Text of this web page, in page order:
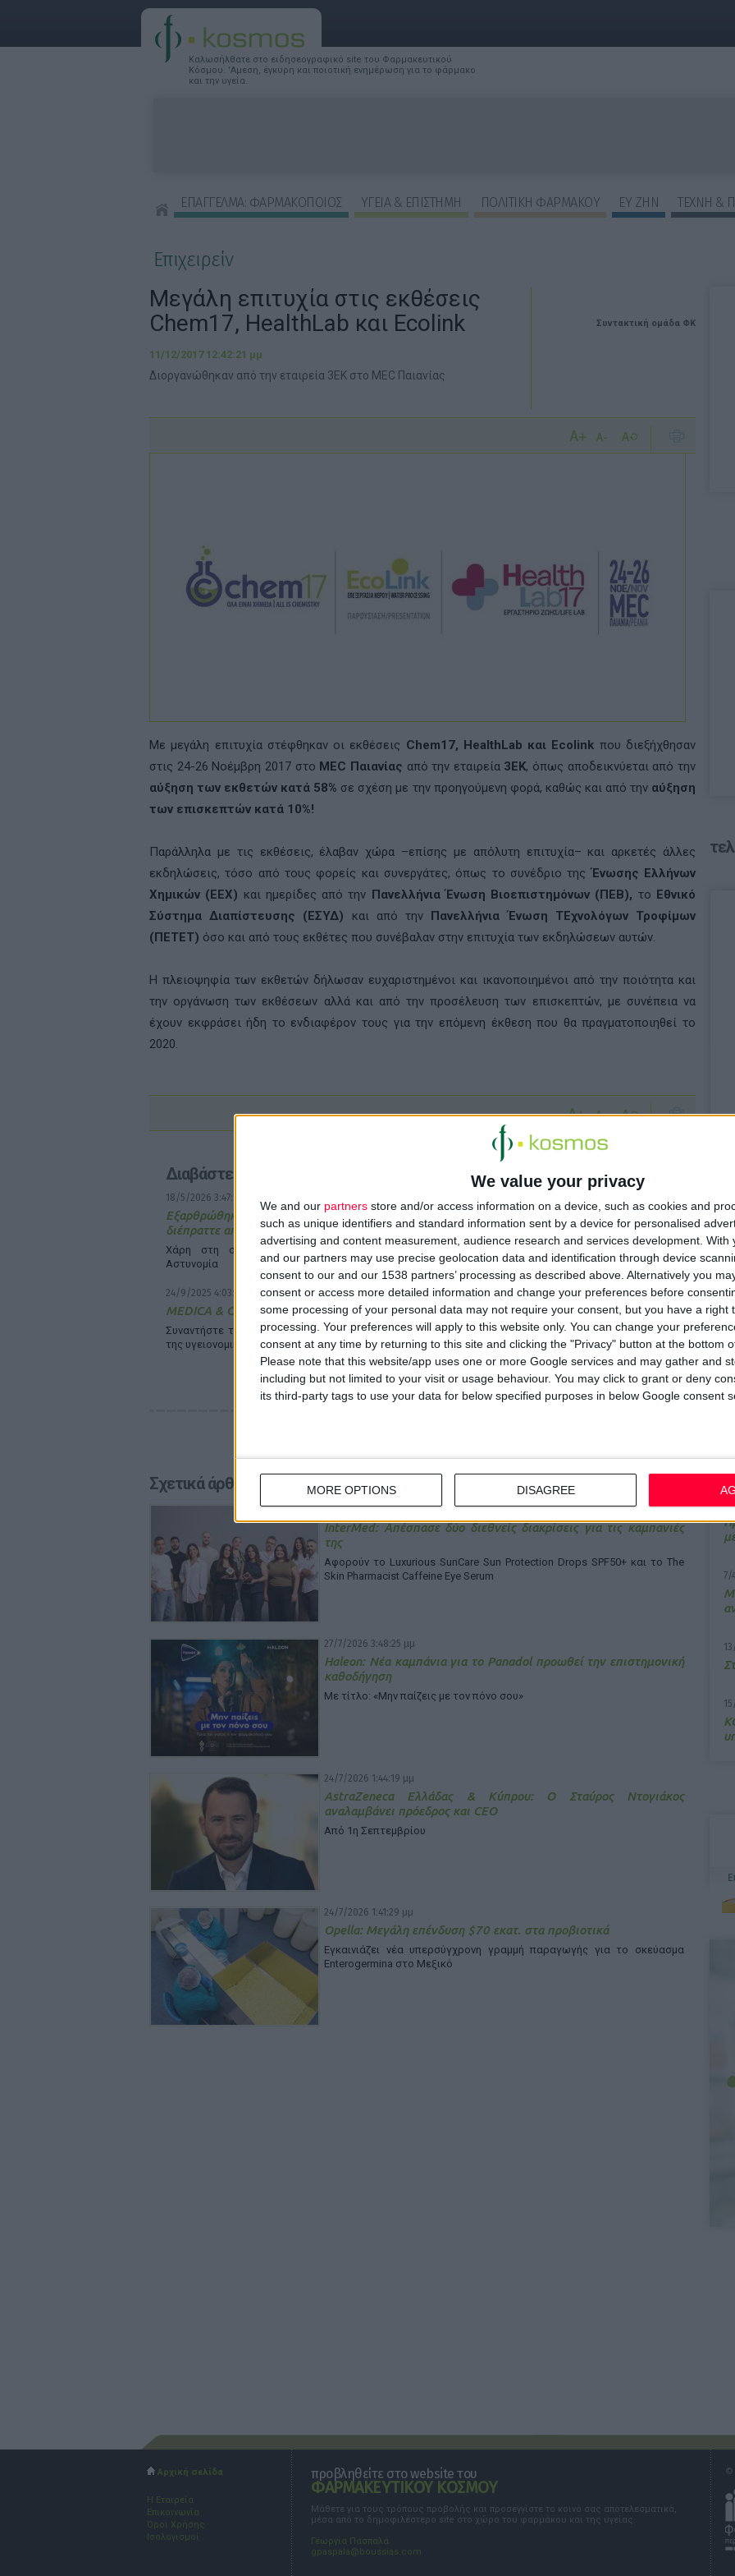
We value your privacy
We and our partners store and/or access information on a device, such as cookies and
such as unique identifiers and standard information sent by a device for personalised
advertising and content measurement, audience research and services development. With
and our partners may use precise geolocation data and identification through device
consent to our and our 1538 partners’ processing as described above. Alternatively you
consent or access more detailed information and change your preferences before
some processing of your personal data may not require your consent, but you have a right
processing. Your preferences will apply to this website only. You can change your
consent at any time by returning to this site and clicking the "Privacy" button at the bottom
Please note that this website/app uses one or more Google services and may gather and
including but not limited to your visit or usage behaviour. You may click to grant or deny
its third-party tags to use your data for below specified purposes in below Google consent
MORE OPTIONS DISAGREE
Καλωσήλθατε στο ειδησεογραφικό site του Φαρμακευτικού
Κόσμου. 'Αμεση, έγκυρη και ποιοτική ενημέρωση για το φάρμακο
και την υγεία.
ΕΠΑΓΓΕΛΜΑ: ΦΑΡΜΑΚΟΠΟΙΟΣ ΥΓΕΙΑ & ΕΠΙΣΤΗΜΗ ΠΟΛΙΤΙΚΗ ΦΑΡΜΑΚΟΥ ΕΥ ΖΗΝ
ΤΕΧΝΗ &
Επιχειρείν
7/
Συντακτική ομάδα ΦΚ
Μεγάλη επιτυχία στις εκθέσεις
Chem17, HealthLab και Ecolink
11/12/2017 12:42:21 μμ
Διοργανώθηκαν από την εταιρεία 3ΕΚ στο MEC Παιανίας
Με μεγάλη επιτυχία στέφθηκαν οι εκθέσεις Chem17, HealthLab και Ecolink που διεξήχθησαν
στις 24-26 Νοέμβρη 2017 στο MEC Παιανίας από την εταιρεία 3ΕΚ, όπως αποδεικνύεται από την
αύξηση των εκθετών κατά 58% σε σχέση με την προηγούμενη φορά, καθώς και από την αύξηση
των επισκεπτών κατά 10%!
Παράλληλα με τις εκθέσεις, έλαβαν χώρα –επίσης με απόλυτη επιτυχία– και αρκετές άλλες
εκδηλώσεις, τόσο από τους φορείς και συνεργάτες, όπως το συνέδριο τηςΈνωσης Ελλήνων
Χημικών (ΕΕΧ) και ημερίδες από την Πανελλήνια Ένωση Βιοεπιστημόνων (ΠΕΒ), το Εθνικό
Σύστημα Διαπίστευσης (ΕΣΥΔ) και από την Πανελλήνια Ένωση ΤΕχνολόγων Τροφίμων
(ΠΕΤΕΤ) όσο και από τους εκθέτες που συνέβαλαν στην επιτυχία των εκδηλώσεων αυτών.
Η πλειοψηφία των εκθετών δήλωσαν ευχαριστημένοι και ικανοποιημένοι από την ποιότητα και
την οργάνωση των εκθέσεων αλλά και από την προσέλευση των επισκεπτών, με συνέπεια να
έχουν εκφράσει ήδη το ενδιαφέρον τους για την επόμενη έκθεση που θα πραγματοποιηθεί το
2020.
Διαβάστε επίσης
18/5/2026 3:47:10 μμ
Εξαρθρώθηκε εγκληματική οργάνωση που
διέπραττε απάτες σε βάρος του ΕΟΠΥΥ
Χάρη στη συνεργασία του Οργανισμού με την
Αστυνομία
24/9/2025 4:03:44 μμ
MEDICA & COMPAMED 2025
Συναντήστε το μέλλον της ιατρικής τεχνολογίας και
της υγειονομικής περίθαλψης
Σχετικά άρθρα
29/7/2026 4:17:34 μμ
InterMed: Απέσπασε δύο διεθνείς διακρίσεις για τις καμπανιές
της
Αφορούν το Luxurious SunCare Sun Protection Drops SPF50+ και το The
Skin Pharmacist Caffeine Eye Serum
27/7/2026 3:48:25 μμ
Haleon: Νέα καμπάνια για το Panadol προωθεί την επιστημονική
καθοδήγηση
Με τίτλο: «Μην παίζεις με τον πόνο σου»
24/7/2026 1:44:19 μμ
AstraZeneca Ελλάδας & Κύπρου: Ο Σταύρος Ντογιάκος
αναλαμβάνει πρόεδρος και CEO
Από 1η Σεπτεμβρίου
24/7/2026 1:41:29 μμ
Opella: Μεγάλη επένδυση $70 εκατ. στα προβιοτικά
Εγκαινιάζει νέα υπερσύγχρονη γραμμή παραγωγής για το σκεύασμα
Enterogermina στο Μεξικό
Αρχική σελίδα
Η Εταιρεία
Επικοινωνία
Όροι Χρήσης
Ισολογισμοί
προβληθείτε στο website του
ΦΑΡΜΑΚΕΥΤΙΚΟΥ ΚΟΣΜΟΥ
Μάθετε για τους τρόπους προβολής και προσεγγίστε το κοινό σας αποτελεσματικά,
μέσα από το δημοφιλέστερο site στο χώρο του φαρμάκου και της υγείας.
Γεωργία Πασπαλά
gpaspala@boussias.com
©